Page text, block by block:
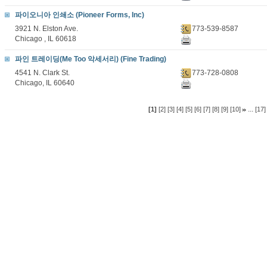
파이오니아 인쇄소 (Pioneer Forms, Inc)
3921 N. Elston Ave.
Chicago , IL 60618
773-539-8587
파인 트레이딩(Me Too 악세서리) (Fine Trading)
4541 N. Clark St.
Chicago, IL 60640
773-728-0808
[1] [2] [3] [4] [5] [6] [7] [8] [9] [10] ... [17]